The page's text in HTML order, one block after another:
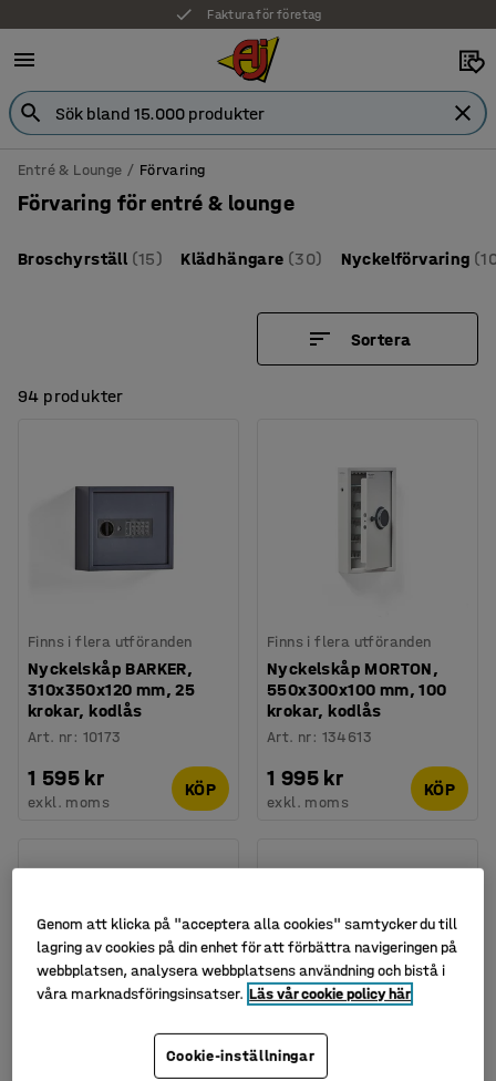
Faktura för företag
Entré & Lounge Förvaring
Förvaring för entré & lounge
Broschyrställ (15) Klädhängare (30) Nyckelförvaring
Sortera
94 produkter
Finns i flera utföranden
Nyckelskåp BARKER,
310x350x120 mm, 25
krokar, kodlås
Art. nr: 10173
1 595 kr
exkl. moms
KÖP
Finns i flera utföranden
Nyckelskåp MORTON,
550x300x100 mm, 100
krokar, kodlås
Art. nr: 134613
1 995 kr
exkl. moms
KÖP
Finns i flera utföranden
Genom att klicka på "acceptera alla cookies" samtycker du till
lagring av cookies på din enhet för att förbättra navigeringen på
webbplatsen, analysera webbplatsens användning och bistå i
våra marknadsföringsinsatser. Läs vår cookie policy här
Cookie-inställningar